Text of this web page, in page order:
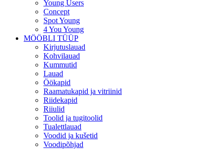
Young Users
Concept
Spot Young
4 You Young
MÖÖBLI TÜÜP
Kirjutuslauad
Kohvilauad
Kummutid
Lauad
Öökapid
Raamatukapid ja vitriinid
Riidekapid
Riiulid
Toolid ja tugitoolid
Tualettlauad
Voodid ja kušetid
Voodipõhjad